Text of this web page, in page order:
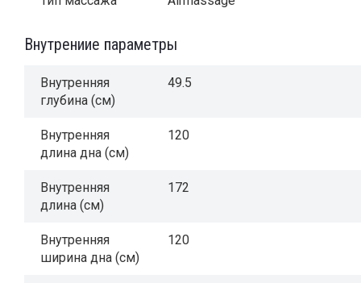
Внутрениие параметры
Внутренняя
глубина (см)
49.5
Внутренняя
длина дна (см)
120
Внутренняя
длина (см)
172
Внутренняя
ширина дна (см)
120